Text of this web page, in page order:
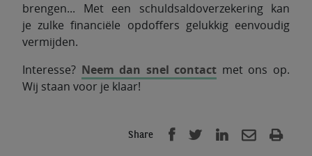
brengen... Met een schuldsaldoverzekering kan
je zulke financiële opdoffers gelukkig eenvoudig
vermijden.
Interesse? Neem dan snel contact met ons op.
Wij staan voor je klaar!
Share